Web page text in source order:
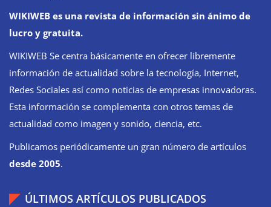
WIKIWEB es una revista de información sin ánimo de
lucro y gratuita.
WIKIWEB Se centra básicamente en ofrecer libremente
información de actualidad sobre la tecnología, Internet,
Redes Sociales así como noticias de empresas innovadoras.
Esta información se complementa con otros temas de
actualidad como imagen y sonido, ciencia, etc.
Publicamos periódicamente un gran número de artículos
desde 2005.
ÚLTIMOS ARTÍCULOS PUBLICADOS